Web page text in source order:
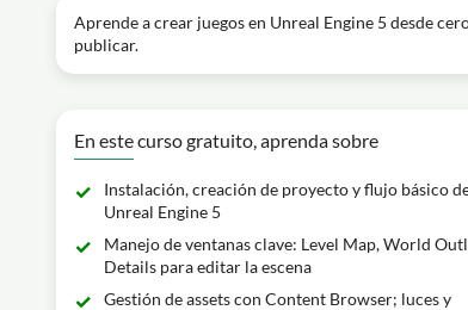
Aprende a crear juegos en Unreal Engine 5 desde
publicar.
En este curso gratuito, aprenda sobre
Instalación, creación de proyecto y flujo básico
Unreal Engine 5
Manejo de ventanas clave: Level Map, World
Details para editar la escena
Gestión de assets con Content Browser; luces y